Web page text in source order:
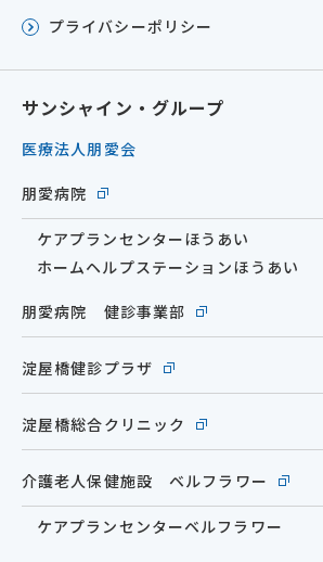
プライバシーポリシー
サンシャイン・グループ
医療法人朋愛会
朋愛病院
ケアプランセンターほうあい
ホームヘルプステーションほうあい
朋愛病院 健診事業部
淀屋橋健診プラザ
淀屋橋総合クリニック
介護老人保健施設 ベルフラワー
ケアプランセンターベルフラワー